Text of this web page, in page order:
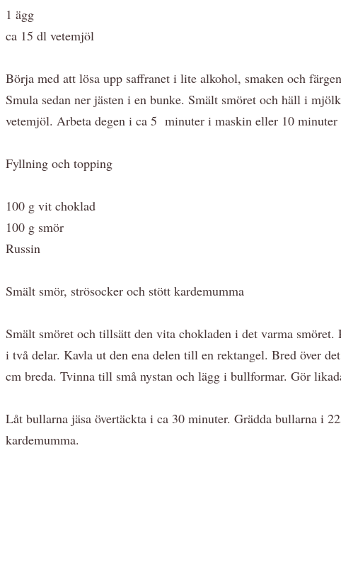
1 ägg
ca 15 dl vetemjöl
Börja med att lösa upp saffranet i lite alkohol, smaken och
Smula sedan ner jästen i en bunke. Smält smöret och häll i
vetemjöl. Arbeta degen i ca 5 minuter i maskin eller 10
Fyllning och topping
100 g vit choklad
100 g smör
Russin
Smält smör, strösocker och stött kardemumma
Smält smöret och tillsätt den vita chokladen i det varma
i två delar. Kavla ut den ena delen till en rektangel. Bred över
cm breda. Tvinna till små nystan och lägg i bullformar. Gör
Låt bullarna jäsa övertäckta i ca 30 minuter. Grädda bullarna i
kardemumma.